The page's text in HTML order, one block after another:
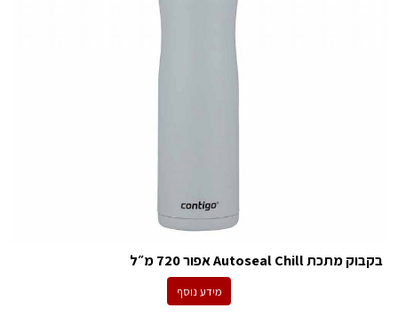
בקבוק מתכת Autoseal Chill אפור 720 מ״ל
מידע נוסף